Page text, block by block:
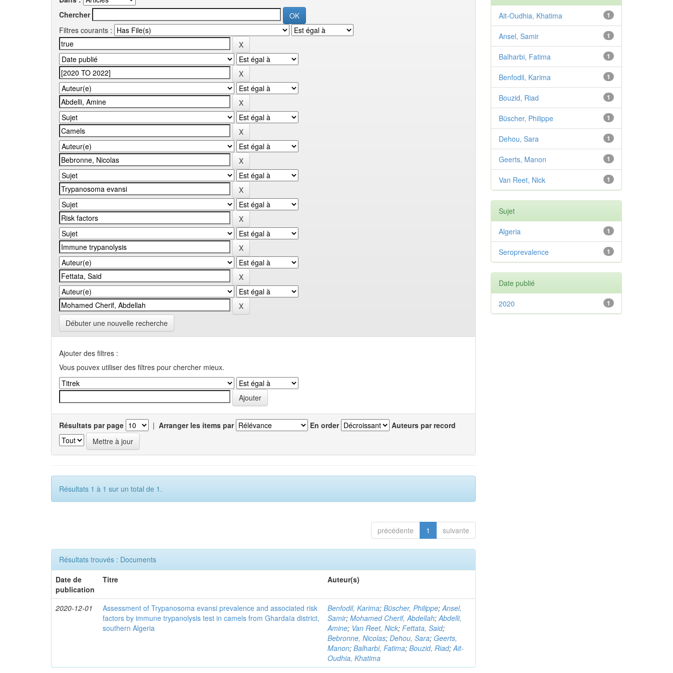
Chercher
Filtres courants :
Débuter une nouvelle recherche
Ajouter des filtres :
Vous pouvex utiliser des filtres pour chercher mieux.
Résultats par page | Arranger les items par En order Auteurs par record
Résultats 1 à 1 sur un total de 1.
précédente 1 suivante
Résultats trouvés : Documents
Date de
publication
Titre Auteur(s)
2020-12-01
Assessment of Trypanosoma evansi prevalence and associated risk
factors by immune trypanolysis test in camels from Ghardaïa district,
southern Algeria
Benfodil, Karima;Büscher, Philippe;Ansel,
Samir;Mohamed Cherif, Abdellah;Abdelli,
Amine; Van Reet, Nick;Fettata, Said;
Bebronne, Nicolas;Dehou, Sara; Geerts,
Manon;Balharbi, Fatima;Bouzid, Riad;Ait-
Oudhia, Khatima
1
Ait-Oudhia, Khatima
1
Ansel, Samir
1
Balharbi, Fatima
1
Benfodil, Karima
1
Bouzid, Riad
1
Büscher, Philippe
1
Dehou, Sara
1
Geerts, Manon
1
Van Reet, Nick
Sujet
1
Algeria
1
Seroprevalence
Date publié
1
2020